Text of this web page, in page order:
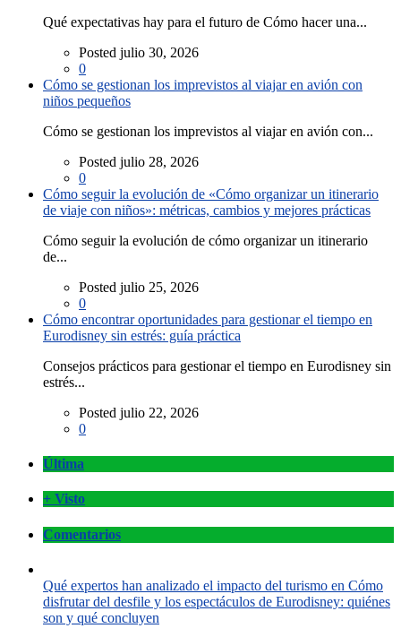
Qué expectativas hay para el futuro de Cómo hacer una...
Posted julio 30, 2026
0
Cómo se gestionan los imprevistos al viajar en avión con
niños pequeños
Cómo se gestionan los imprevistos al viajar en avión con...
Posted julio 28, 2026
0
Cómo seguir la evolución de «Cómo organizar un itinerario
de viaje con niños»: métricas, cambios y mejores prácticas
Cómo seguir la evolución de cómo organizar un itinerario
de...
Posted julio 25, 2026
0
Cómo encontrar oportunidades para gestionar el tiempo en
Eurodisney sin estrés: guía práctica
Consejos prácticos para gestionar el tiempo en Eurodisney sin
estrés...
Posted julio 22, 2026
0
Última
+ Visto
Comentarios
Qué expertos han analizado el impacto del turismo en Cómo
disfrutar del desfile y los espectáculos de Eurodisney: quiénes
son y qué concluyen